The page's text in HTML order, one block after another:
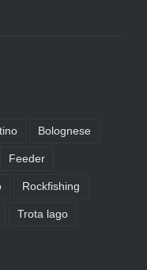
Bolognese
Feeder
Rockfishing
Trota lago